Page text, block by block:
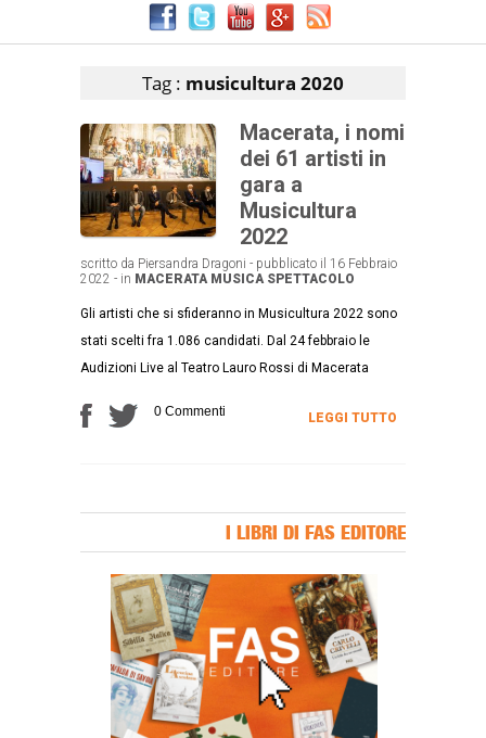
Tag : musicultura 2020
Macerata, i nomi
dei 61 artisti in
gara a
Musicultura
2022
scritto da Piersandra Dragoni - pubblicato il 16 Febbraio
2022 - in MACERATA MUSICA SPETTACOLO
Gli artisti che si sfideranno in Musicultura 2022 sono
stati scelti fra 1.086 candidati. Dal 24 febbraio le
Audizioni Live al Teatro Lauro Rossi di Macerata
0 Commenti LEGGI TUTTO
I LIBRI DI FAS EDITORE